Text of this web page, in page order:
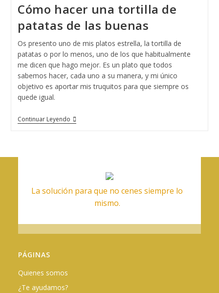
Cómo hacer una tortilla de
patatas de las buenas
Os presento uno de mis platos estrella, la tortilla de
patatas o por lo menos, uno de los que habitualmente
me dicen que hago mejor. Es un plato que todos
sabemos hacer, cada uno a su manera, y mi único
objetivo es aportar mis truquitos para que siempre os
quede igual.
Continuar LeyendoCómo
Hacer
La solución para que no cenes siempre lo
mismo.
PÁGINAS
Quienes somos
¿Te ayudamos?